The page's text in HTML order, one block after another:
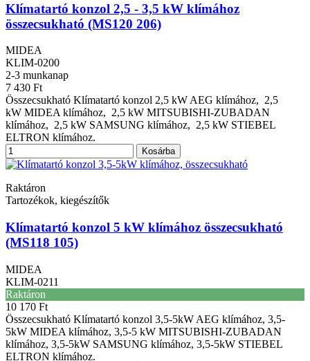
Klímatartó konzol 2,5 - 3,5 kW klímához
összecsukható (MS120 206)
MIDEA
KLIM-0200
2-3 munkanap
7 430 Ft
Összecsukható Klímatartó konzol 2,5 kW AEG klímához, 2,5
kW MIDEA klímához, 2,5 kW MITSUBISHI-ZUBADAN
klímához, 2,5 kW SAMSUNG klímához, 2,5 kW STIEBEL
ELTRON klímához.
Kosárba
Raktáron
Tartozékok, kiegészítők
Klímatartó konzol 5 kW klímához összecsukható
(MS118 105)
MIDEA
KLIM-0211
Raktáron
10 170 Ft
Összecsukható Klímatartó konzol 3,5-5kW AEG klímához, 3,5-
5kW MIDEA klímához, 3,5-5 kW MITSUBISHI-ZUBADAN
klímához, 3,5-5kW SAMSUNG klímához, 3,5-5kW STIEBEL
ELTRON klímához.